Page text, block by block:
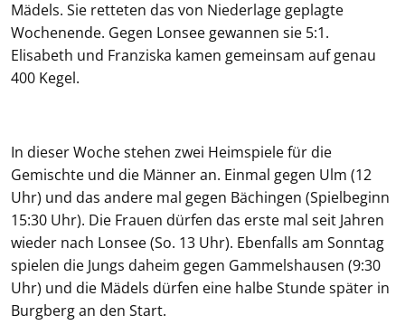
Mädels. Sie retteten das von Niederlage geplagte
Wochenende. Gegen Lonsee gewannen sie 5:1.
Elisabeth und Franziska kamen gemeinsam auf genau
400 Kegel.
In dieser Woche stehen zwei Heimspiele für die
Gemischte und die Männer an. Einmal gegen Ulm (12
Uhr) und das andere mal gegen Bächingen (Spielbeginn
15:30 Uhr). Die Frauen dürfen das erste mal seit Jahren
wieder nach Lonsee (So. 13 Uhr). Ebenfalls am Sonntag
spielen die Jungs daheim gegen Gammelshausen (9:30
Uhr) und die Mädels dürfen eine halbe Stunde später in
Burgberg an den Start.